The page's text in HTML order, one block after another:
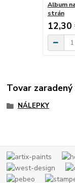
Album
strán
12,30
Tovar
NÁLEPKY